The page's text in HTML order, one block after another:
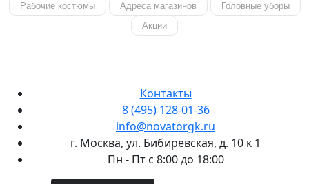
Рабочие костюмы
Адреса магазинов
Головные уборы
Акции
Контакты
8 (495) 128-01-36
info@novatorgk.ru
г. Москва, ул. Бибиревская, д. 10 к 1
Пн - Пт с 8:00 до 18:00